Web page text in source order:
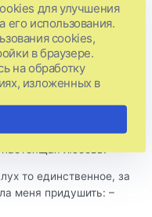
и увиделись уже во
в Москву мы улетали
Она загадочно
Я буквально
и с широко
настоящая любовь.
то единственное, за
меня придушить: –
для улучшения
его использования.
cookies,
в браузере.
на обработку
изложенных в